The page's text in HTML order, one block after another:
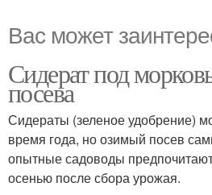
Вас может
Сидерат под
посева
Сидераты (зеленое удобрение)
время года, но озимый посев
опытные садоводы
осенью после сбора урожая.